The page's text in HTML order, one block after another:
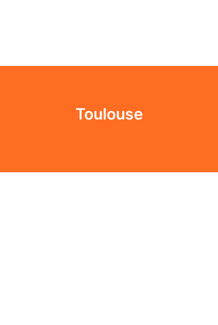
Toulouse